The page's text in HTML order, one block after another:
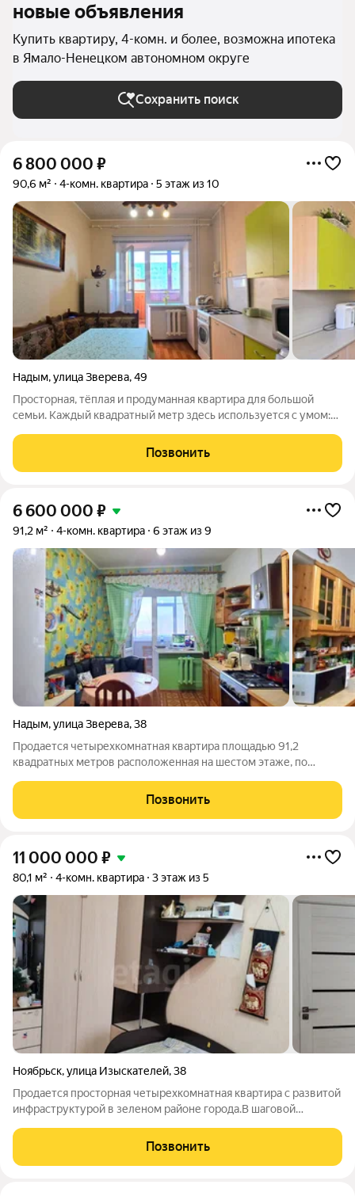
новые объявления
Купить квартиру, 4-комн. и более, возможна ипотека
в Ямало-Ненецком автономном округе
Сохранить поиск
6 800 000 ₽
90,6 м² 4-комн. квартира 5 этаж из 10
Надым,улица Зверева,49
Просторная, тёплая и продуманная квартира для большой
семьи. Каждый квадратный метр здесь используется с умом:
(ванная в кафеле), две кладовые для хранения вещей. Окна
выходят на две стороны, а из
Позвонить
6 600 000 ₽
91,2 м² 4-комн. квартира 6 этаж из 9
Надым,улица Зверева,38
Продается четырехкомнатная квартира площадью 91,2
квадратных метров расположенная на шестом этаже, по
которых можно разместить постирочную, что очень удобно
для большой семьи. Просторная
Позвонить
11 000 000 ₽
80,1 м² 4-комн. квартира 3 этаж из 5
Ноябрьск,улица Изыскателей,38
Продается просторная четырехкомнатная квартира с развитой
инфраструктурой в зеленом районе города.В шаговой
"Белоснежка", "Малыш", ДШИ, "Кванториум",детский
футбольный клуб "Олимпик",Сквер "Газовиков" и
Позвонить